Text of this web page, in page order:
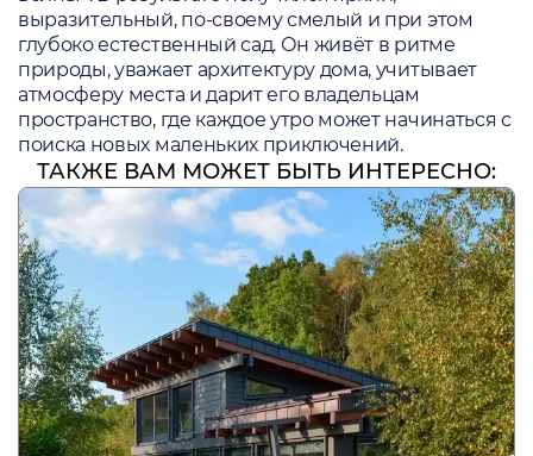
выразительный, по-своему смелый и при этом
глубоко естественный сад. Он живёт в ритме
природы, уважает архитектуру дома, учитывает
атмосферу места и дарит его владельцам
пространство, где каждое утро может начинаться с
поиска новых маленьких приключений.
ТАКЖЕ ВАМ МОЖЕТ БЫТЬ ИНТЕРЕСНО: